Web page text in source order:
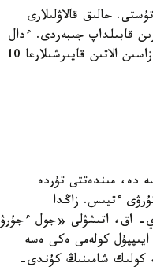
حالىق قالاۋلىلارى
قابىلداپ جىبەردى. ءدال
وسى دەپۋتاتتار بەكىتكەن اكىمشىلىك كودەكسكە ساي، ەندى كوشەدە ادامداردىڭ مازاسىن الاتىن قايىرشىلارعا 10
قالادا جۇرسە دە، مىندەتتى تۇردە
ءتيىس. زاڭدا
اق، اتىشۋلى «جول ءجۇرۋ
كولەمى ەكى ەسە
كولىك شامىنىڭ كۇندى-